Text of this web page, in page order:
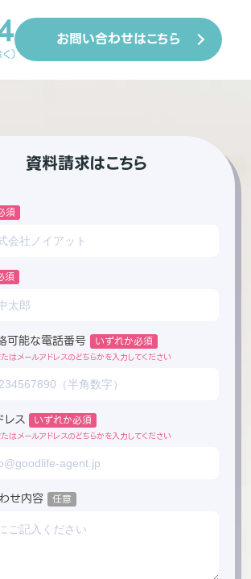
）
お問い合わせはこちら
資料請求はこちら
可能な電話番号
はメールアドレスのどちらかを入力してください
レス
はメールアドレスのどちらかを入力してください
せ内容